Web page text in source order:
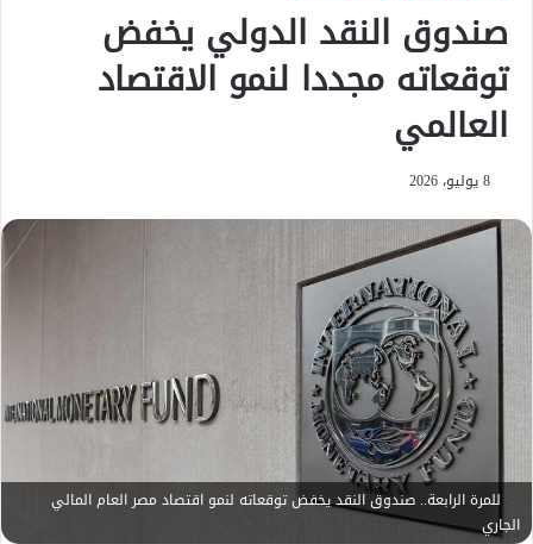
صندوق النقد الدولي يخفض
توقعاته مجددا لنمو الاقتصاد
العالمي
8 يوليو، 2026
للمرة الرابعة.. صندوق النقد يخفض توقعاته لنمو اقتصاد مصر العام المالي
الجاري